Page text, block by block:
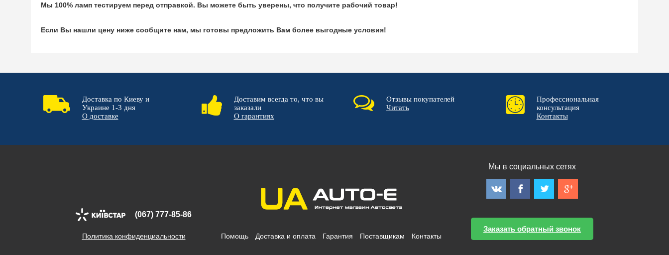
Мы 100% ламп тестируем перед отправкой. Вы можете быть уверены, что получите рабочий товар!
Если Вы нашли цену ниже сообщите нам, мы готовы предложить Вам более выгодные условия!
Доставка по Киеву и
Украине 1-3 дня
О доставке
Доставим всегда то, что вы
заказали
О гарантиях
Отзывы покупателей
Читать
Профессиональная
консультация
Контакты
(067) 777-85-86
Политика конфиденциальности Помощь Доставка и оплата Гарантия Поставщикам Контакты
Мы в социальных сетях
Заказать обратный звонок